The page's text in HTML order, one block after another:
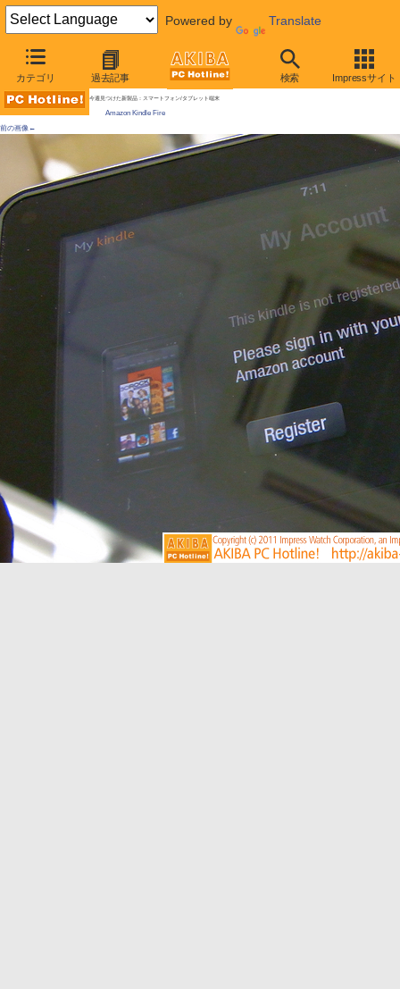
Powered by Translate
カテゴリ 過去記事 検索 Impressサイト
AKIBA PC Hotline!
[拡大画像]Amazonタブレット「Kindle Fire」が直輸入で登場
今週見つけた新製品：スマートフォン/タブレット端末
Amazon Kindle Fire
前の画像←